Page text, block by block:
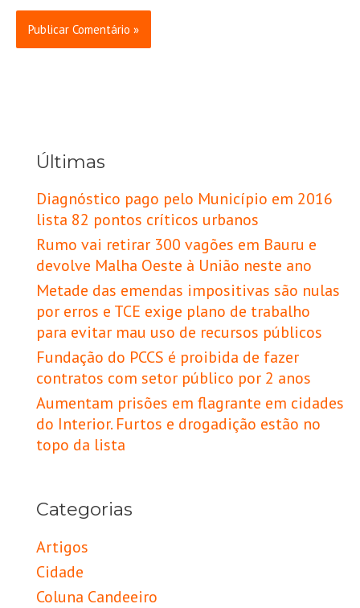
Últimas
Diagnóstico pago pelo Município em 2016
lista 82 pontos críticos urbanos
Rumo vai retirar 300 vagões em Bauru e
devolve Malha Oeste à União neste ano
Metade das emendas impositivas são nulas
por erros e TCE exige plano de trabalho
para evitar mau uso de recursos públicos
Fundação do PCCS é proibida de fazer
contratos com setor público por 2 anos
Aumentam prisões em flagrante em cidades
do Interior. Furtos e drogadição estão no
topo da lista
Categorias
Artigos
Cidade
Coluna Candeeiro